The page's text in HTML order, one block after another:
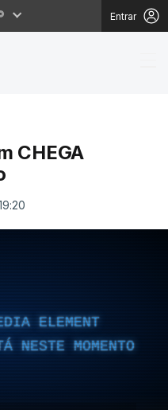
Entrar
PM com
CHEGA
ELEMENT
NESTE MOMENTO